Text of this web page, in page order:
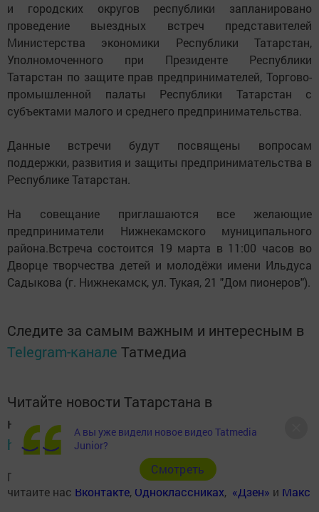
и городских округов республики запланировано
проведение выездных встреч представителей
Министерства экономики Республики Татарстан,
Уполномоченного при Президенте Республики
Татарстан по защите прав предпринимателей, Торгово-
промышленной палаты Республики Татарстан с
субъектами малого и среднего предпринимательства.
Данные встречи будут посвящены вопросам
поддержки, развития и защиты предпринимательства в
Республике Татарстан.
На совещание приглашаются все желающие
предприниматели Нижнекамского муниципального
района.Встреча состоится 19 марта в 11:00 часов во
Дворце творчества детей и молодёжи имени Ильдуса
Садыкова (г. Нижнекамск, ул. Тукая, 21 "Дом пионеров").
Следите за самым важным и интересным в
Telegram-канале Татмедиа
Читайте новости Татарстана в
национальном мессенджере MАХ:
https://max.ru/tatmedia
Подписывайтесь на нашTelegram-канал
читайте нас Вконтакте, Одноклассниках, «Дзен» и Макс
А вы уже видели новое видео Tatmedia
Junior?
Cмотреть